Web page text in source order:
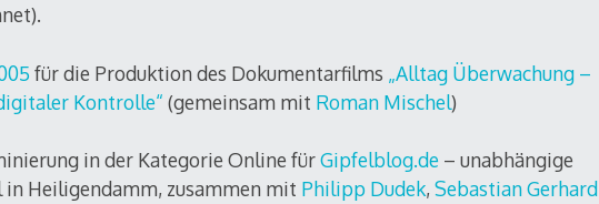
für die Produktion des Dokumentarfilms „Alltag Überwachung –
Kontrolle“ (gemeinsam mit Roman Mischel)
in der Kategorie Online fürGipfelblog.de– unabhängige
Heiligendamm, zusammen mit Philipp Dudek, Sebastian Gerhard